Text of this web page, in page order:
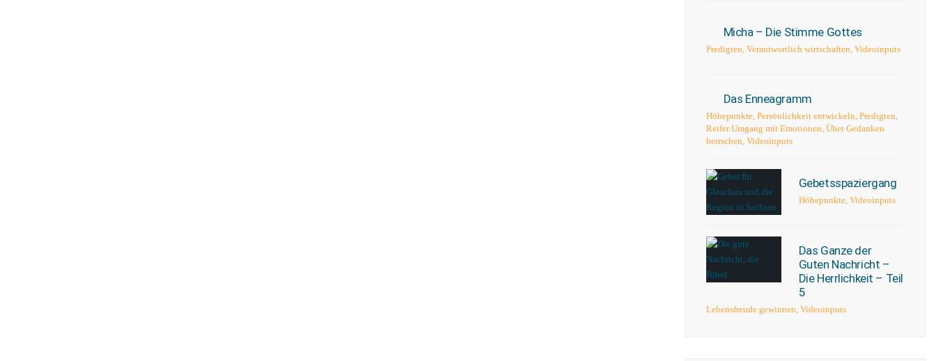
Micha – Die Stimme Gottes
Predigten, Verantwortlich wirtschaften, Videoinputs
Das Enneagramm
Höhepunkte, Persönlichkeit entwickeln, Predigten,
Reifer Umgang mit Emotionen, Über Gedanken
herrschen, Videoinputs
Gebetsspaziergang
Höhepunkte, Videoinputs
Das Ganze der
Guten Nachricht –
Die Herrlichkeit – Teil
5
Lebensfreude gewinnen, Videoinputs